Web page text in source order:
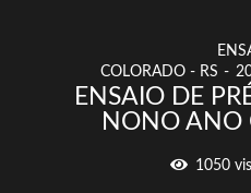
COLORADO - RS
ENSAIO DE
NONO ANO
1050